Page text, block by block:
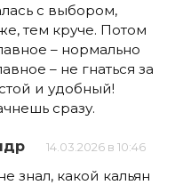
с выбором,
тем круче. Потом
– нормально
– не гнаться за
и удобный!
сразу.
14.03.2026 в 10:46
знал, какой кальян